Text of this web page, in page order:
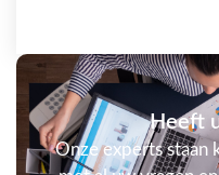
Heeft
Onze experts staan